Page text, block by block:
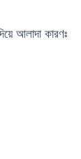
আলাদা কারণঃ